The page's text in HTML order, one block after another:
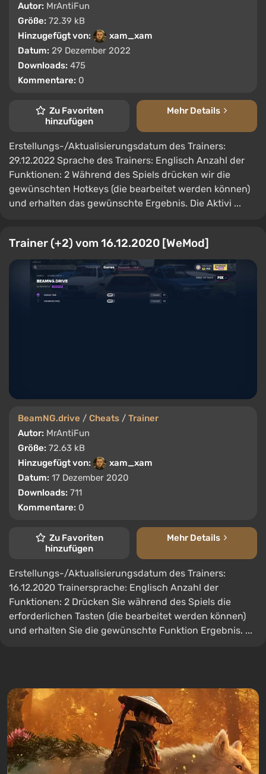
Autor: MrAntiFun
Größe: 72.39 kB
Hinzugefügt von:
xam_xam
Datum: 29 Dezember 2022
Downloads: 475
Kommentare: 0
Zu Favoriten
hinzufügen
Mehr Details
Erstellungs-/Aktualisierungsdatum des Trainers:
29.12.2022 Sprache des Trainers: Englisch Anzahl der
Funktionen: 2 Während des Spiels drücken wir die
gewünschten Hotkeys (die bearbeitet werden können)
und erhalten das gewünschte Ergebnis. Die Aktivi ...
Trainer (+2) vom 16.12.2020 [WeMod]
BeamNG.drive / Cheats / Trainer
Autor: MrAntiFun
Größe: 72.63 kB
Hinzugefügt von:
xam_xam
Datum: 17 Dezember 2020
Downloads: 711
Kommentare: 0
Zu Favoriten
hinzufügen
Mehr Details
Erstellungs-/Aktualisierungsdatum des Trainers:
16.12.2020 Trainersprache: Englisch Anzahl der
Funktionen: 2 Drücken Sie während des Spiels die
erforderlichen Tasten (die bearbeitet werden können)
und erhalten Sie die gewünschte Funktion Ergebnis. ...